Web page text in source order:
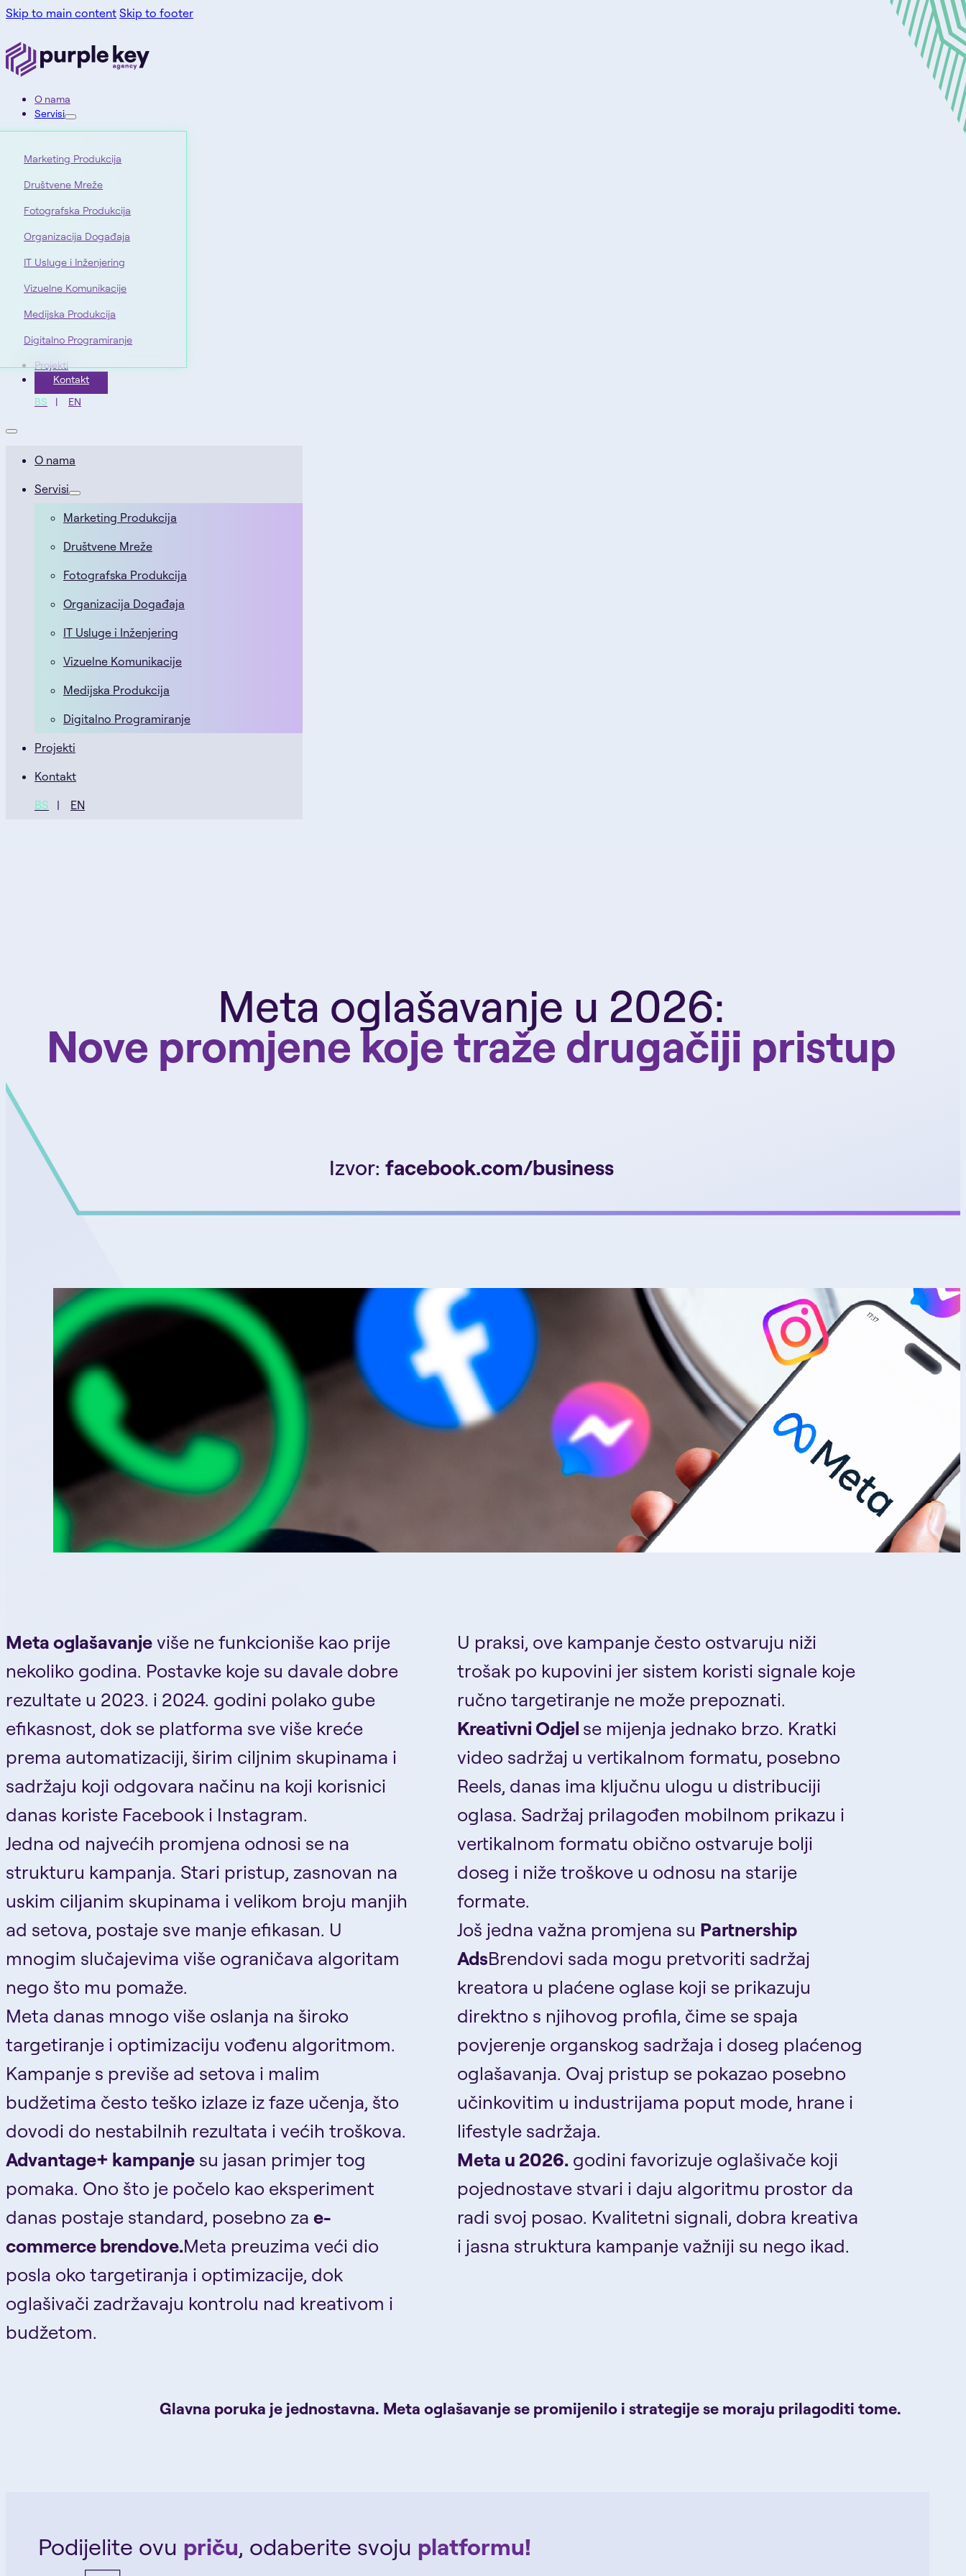
Skip to main content Skip to footer
O nama
Servisi
Marketing Produkcija
Društvene Mreže
Fotografska Produkcija
Organizacija Događaja
IT Usluge i Inženjering
Vizuelne Komunikacije
Medijska Produkcija
Digitalno Programiranje
Projekti
Kontakt
BS
EN
O nama
Servisi
Marketing Produkcija
Društvene Mreže
Fotografska Produkcija
Organizacija Događaja
IT Usluge i Inženjering
Vizuelne Komunikacije
Medijska Produkcija
Digitalno Programiranje
Projekti
Kontakt
BS
EN
Meta oglašavanje u 2026:
Nove promjene koje traže drugačiji pristup
Izvor: facebook.com/business
Meta oglašavanjeviše ne funkcioniše kao prije
nekoliko godina. Postavke koje su davale dobre
rezultate u 2023. i 2024. godini polako gube
efikasnost, dok se platforma sve više kreće
prema automatizaciji, širim ciljnim skupinama i
sadržaju koji odgovara načinu na koji korisnici
danas koriste Facebook i Instagram.
Jedna od najvećih promjena odnosi se na
strukturu kampanja. Stari pristup, zasnovan na
uskim ciljanim skupinama i velikom broju manjih
ad setova, postaje sve manje efikasan. U
mnogim slučajevima više ograničava algoritam
nego što mu pomaže.
Meta danas mnogo više oslanja na široko
targetiranje i optimizaciju vođenu algoritmom.
Kampanje s previše ad setova i malim
budžetima često teško izlaze iz faze učenja, što
dovodi do nestabilnih rezultata i većih troškova.
Advantage+ kampanje su jasan primjer tog
pomaka. Ono što je počelo kao eksperiment
danas postaje standard, posebno za e-
commerce brendove.Meta preuzima veći dio
posla oko targetiranja i optimizacije, dok
oglašivači zadržavaju kontrolu nad kreativom i
budžetom.
U praksi, ove kampanje često ostvaruju niži
trošak po kupovini jer sistem koristi signale koje
ručno targetiranje ne može prepoznati.
Kreativni Odjel se mijenja jednako brzo. Kratki
video sadržaj u vertikalnom formatu, posebno
Reels, danas ima ključnu ulogu u distribuciji
oglasa. Sadržaj prilagođen mobilnom prikazu i
vertikalnom formatu obično ostvaruje bolji
doseg i niže troškove u odnosu na starije
formate.
Još jedna važna promjena su Partnership
AdsBrendovi sada mogu pretvoriti sadržaj
kreatora u plaćene oglase koji se prikazuju
direktno s njihovog profila, čime se spaja
povjerenje organskog sadržaja i doseg plaćenog
oglašavanja. Ovaj pristup se pokazao posebno
učinkovitim u industrijama poput mode, hrane i
lifestyle sadržaja.
Meta u 2026.godini favorizuje oglašivače koji
pojednostave stvari i daju algoritmu prostor da
radi svoj posao. Kvalitetni signali, dobra kreativa
i jasna struktura kampanje važniji su nego ikad.
Glavna poruka je jednostavna. Meta oglašavanje se promijenilo i strategije se moraju prilagoditi tome.
Podijelite ovu priču, odaberite svoju platformu!